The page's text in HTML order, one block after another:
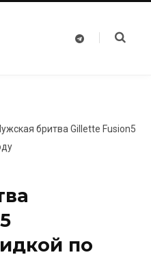
T
бритва Gillette Fusion5
по